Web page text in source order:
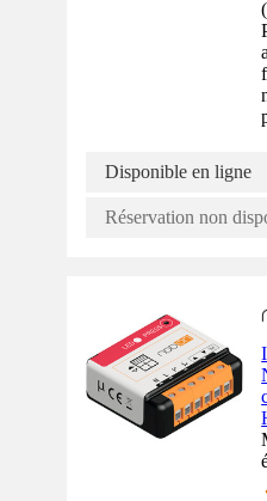
(
Disponible en ligne
Réservation non